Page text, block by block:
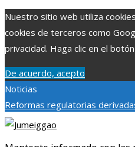
Nuestro sitio web utiliza
cookies de terceros como
privacidad. Haga clic en el
De acuerdo, acepto
Noticias
Reformas regulatorias
económico y social de la